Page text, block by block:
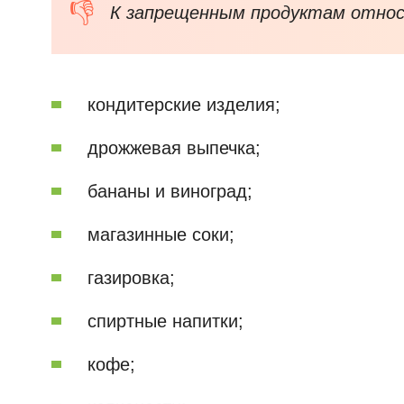
К запрещенным продуктам
кондитерские изделия;
дрожжевая выпечка;
бананы и виноград;
магазинные соки;
газировка;
спиртные напитки;
кофе;